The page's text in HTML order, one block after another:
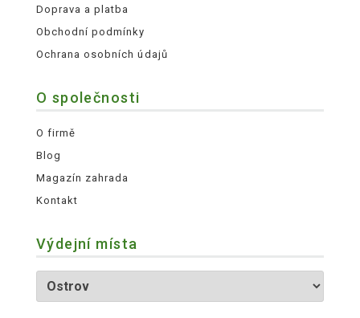
Doprava a platba
Obchodní podmínky
Ochrana osobních údajů
O společnosti
O firmě
Blog
Magazín zahrada
Kontakt
Výdejní místa